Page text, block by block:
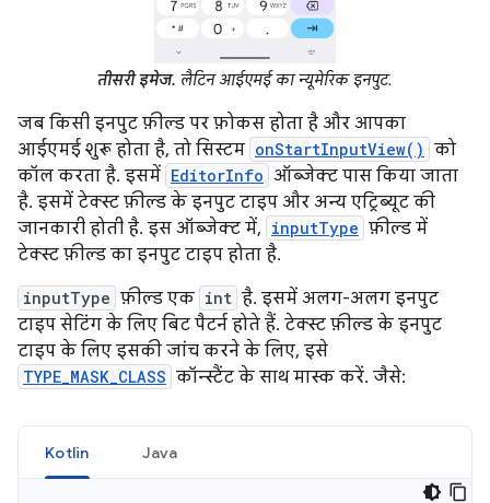
तीसरी इमेज. लैटिन आईएमई का न्यूमेरिक इनपुट.
जब किसी इनपुट फ़ील्ड पर फ़ोकस होता है और आपका
आईएमई शुरू होता है, तो सिस्टम onStartInputView() को
कॉल करता है. इसमें EditorInfo ऑब्जेक्ट पास किया जाता
है. इसमें टेक्स्ट फ़ील्ड के इनपुट टाइप और अन्य एट्रिब्यूट की
जानकारी होती है. इस ऑब्जेक्ट में, inputType फ़ील्ड में
टेक्स्ट फ़ील्ड का इनपुट टाइप होता है.
inputType फ़ील्ड एक int है. इसमें अलग-अलग इनपुट
टाइप सेटिंग के लिए बिट पैटर्न होते हैं. टेक्स्ट फ़ील्ड के इनपुट
टाइप के लिए इसकी जांच करने के लिए, इसे
TYPE_MASK_CLASS कॉन्स्टैंट के साथ मास्क करें. जैसे:
Kotlin Java